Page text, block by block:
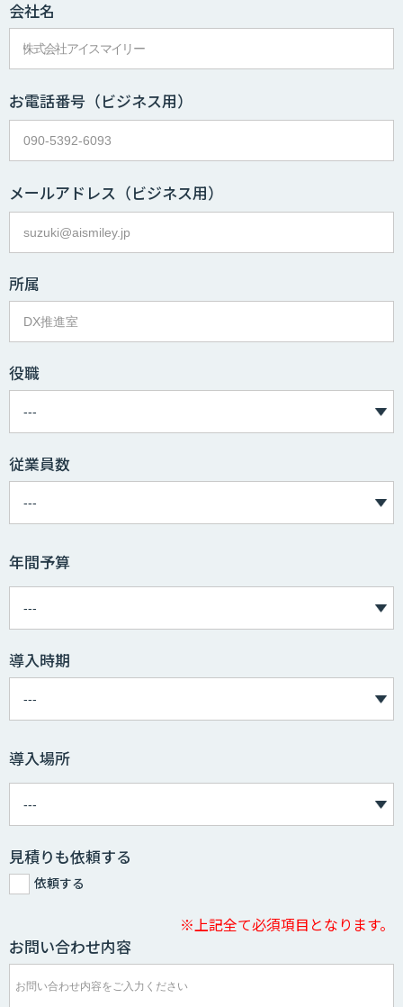
会社名
お電話番号 （ビジネス用）
メールアドレス （ビジネス用）
所属
役職
従業員数
年間予算
導入時期
導入場所
見積りも依頼する
依頼する
※上記全て必須項目となります。
お問い合わせ内容